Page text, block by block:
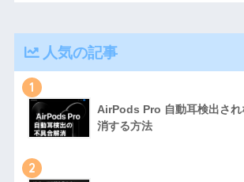
人気の記事
1
AirPods Pro 自動耳検出され
消する方法
2